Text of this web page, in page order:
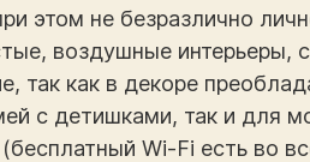
этом не безразлично
воздушные интерьеры,
так как в декоре
с детишками, так и для
Wi-Fi есть во